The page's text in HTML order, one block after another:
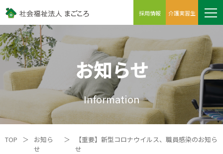
採用情報 介護実習生
お知らせ
Information
TOP ＞
お知ら
せ
＞
【重要】新型コロナウイルス、職員感染のお知ら
せ